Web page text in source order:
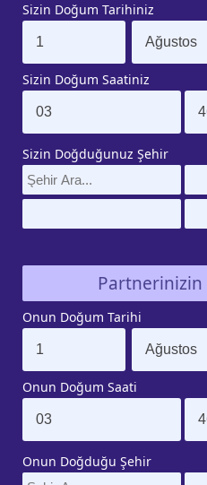
Sizin Doğum Tarihiniz
Sizin Doğum Saatiniz
Sizin Doğduğunuz Şehir
Onun Doğum Tarihi
Onun Doğum Saati
Onun Doğduğu Şehir